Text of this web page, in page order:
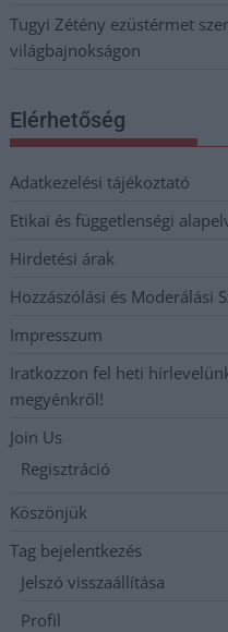
Tugyi Zétény ezüstérmet
világbajnokságon
Elérhetőség
Adatkezelési tájékoztató
Etikai és függetlenségi
Hirdetési árak
Hozzászólási és Moderálási
Impresszum
Iratkozzon fel heti
megyénkről!
Join Us
Regisztráció
Köszönjük
Tag bejelentkezés
Jelszó visszaállítása
Profil